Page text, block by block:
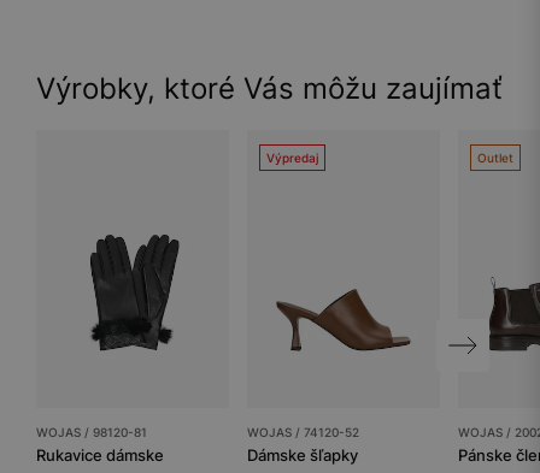
Výrobky, ktoré Vás môžu zaujímať
WOJAS / 98120-81
Rukavice dámske
Výpredaj
WOJAS / 74120-52
Dámske šľapky
Outlet
WOJAS /
Pánske